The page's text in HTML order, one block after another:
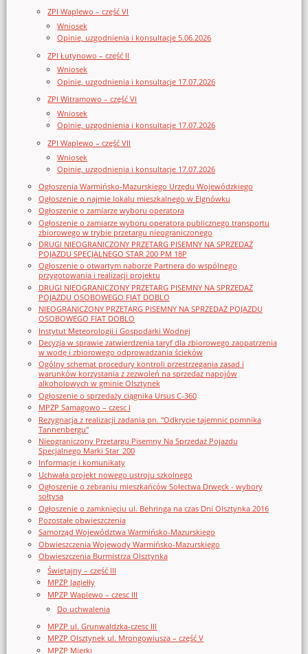
ZPI Waplewo – część VI
Wniosek
Opinie, uzgodnienia i konsultacje 5.06.2026
ZPI Łutynowo – część II
Wniosek
Opinie, uzgodnienia i konsultacje 17.07.2026
ZPI Witramowo – część VI
Wniosek
Opinie, uzgodnienia i konsultacje 17.07.2026
ZPI Waplewo – część VII
Wniosek
Opinie, uzgodnienia i konsultacje 17.07.2026
Ogłoszenia Warmińsko-Mazurskiego Urzędu Wojewódzkiego
Ogłoszenie o najmie lokalu mieszkalnego w Elgnówku
Ogłoszenie o zamiarze wyboru operatora
Ogłoszenie o zamiarze wyboru operatora publicznego transportu
zbiorowego w trybie przetargu nieograniczonego
DRUGI NIEOGRANICZONY PRZETARG PISEMNY NA SPRZEDAŻ
POJAZDU SPECJALNEGO STAR 200 PM 18P
Ogłoszenie o otwartym naborze Partnera do wspólnego
przygotowania i realizacji projektu
DRUGI NIEOGRANICZONY PRZETARG PISEMNY NA SPRZEDAŻ
POJAZDU OSOBOWEGO FIAT DOBLO
NIEOGRANICZONY PRZETARG PISEMNY NA SPRZEDAŻ POJAZDU
OSOBOWEGO FIAT DOBLO
Instytut Meteorologii i Gospodarki Wodnej
Decyzja w sprawie zatwierdzenia taryf dla zbiorowego zaopatrzenia
w wodę i zbiorowego odprowadzania ścieków
Ogólny schemat procedury kontroli przestrzegania zasad i
warunków korzystania z zezwoleń na sprzedaż napojów
alkoholowych w gminie Olsztynek
Ogłoszenie o sprzedaży ciągnika Ursus C-360
MPZP Samagowo – czesc I
Rezygnacja z realizacji zadania pn. "Odkrycie tajemnic pomnika
Tannenbergu"
Nieograniczony Przetargu Pisemny Na Sprzedaż Pojazdu
Specjalnego Marki Star_200
Informacje i komunikaty
Uchwała projekt nowego ustroju szkolnego
Ogłoszenie o zebraniu mieszkańców Sołectwa Drwęck - wybory
sołtysa
Ogłoszenie o zamknięciu ul. Behringa na czas Dni Olsztynka 2016
Pozostałe obwieszczenia
Samorząd Województwa Warmińsko-Mazurskiego
Obwieszczenia Wojewody Warmińsko-Mazurskiego
Obwieszczenia Burmistrza Olsztynka
Świętajny – część III
MPZP Jagiełły
MPZP Waplewo – czesc III
Do uchwalenia
MPZP ul. Grunwaldzka-czesc III
MPZP Olsztynek ul. Mrongowiusza – część V
MPZP Mierki